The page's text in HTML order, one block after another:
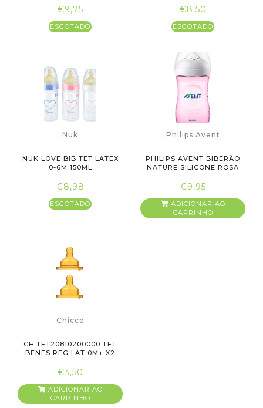
€9,75
ESGOTADO
€8,50
ESGOTADO
Nuk
NUK LOVE BIB TET LATEX
0-6M 150ML
€8,98
ESGOTADO
Philips Avent
PHILIPS AVENT BIBERÃO
NATURE SILICONE ROSA
€9,95
ADICIONAR AO
CARRINHO
Chicco
CH.TET20810200000 TET
BENES REG LAT 0M+ X2
€3,50
ADICIONAR AO
CARRINHO